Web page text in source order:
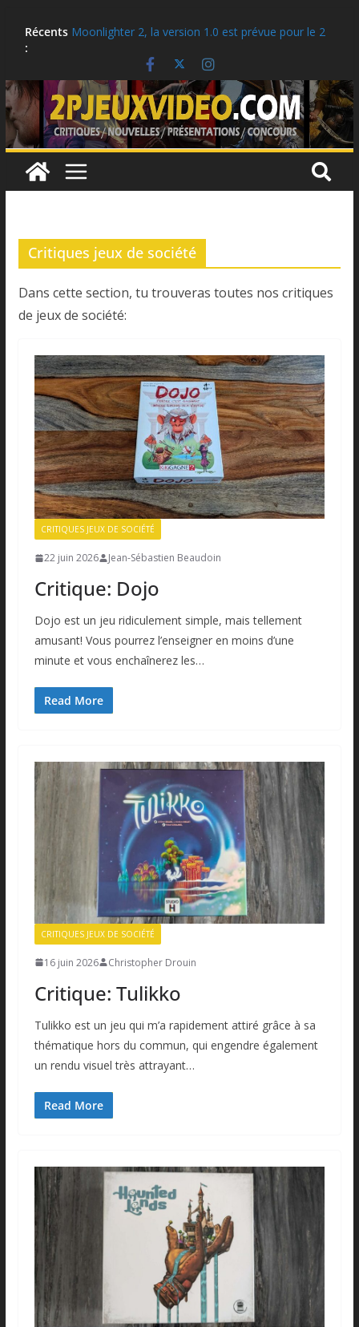
Récents
:
Moonlighter 2, la version 1.0 est prévue pour le 2
Critique: Hell Clock: Cursed War
LEGO: Des idées cadeaux pour la rentrée scolaire!
Ubisoft célèbre le 25e anniversaire de Tom
Clancy’s Ghost Recon
Critique: Kusan: City of Wolves
Critiques jeux de société
Dans cette section, tu trouveras toutes nos critiques
de jeux de société:
CRITIQUES JEUX DE SOCIÉTÉ
22 juin 2026 Jean-Sébastien Beaudoin
Critique: Dojo
Dojo est un jeu ridiculement simple, mais tellement
amusant! Vous pourrez l’enseigner en moins d’une
minute et vous enchaînerez les…
Read More
CRITIQUES JEUX DE SOCIÉTÉ
16 juin 2026 Christopher Drouin
Critique: Tulikko
Tulikko est un jeu qui m’a rapidement attiré grâce à sa
thématique hors du commun, qui engendre également
un rendu visuel très attrayant…
Read More